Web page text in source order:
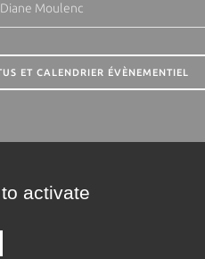
Moulenc
ET CALENDRIER ÉVÈNEMENTIEL
activate